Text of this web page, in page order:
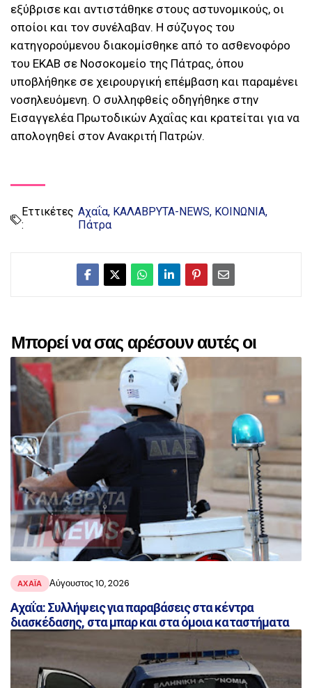
εξύβρισε και αντιστάθηκε στους αστυνομικούς, οι
οποίοι και τον συνέλαβαν. Η σύζυγος του
κατηγορούμενου διακομίσθηκε από το ασθενοφόρο
του ΕΚΑΒ σε Νοσοκομείο της Πάτρας, όπου
υποβλήθηκε σε χειρουργική επέμβαση και παραμένει
νοσηλευόμενη. Ο συλληφθείς οδηγήθηκε στην
Εισαγγελέα Πρωτοδικών Αχαΐας και κρατείται για να
απολογηθεί στον Ανακριτή Πατρών.
Εττικέτες
:
Αχαΐα ΚΑΛΑΒΡΥΤΑ-NEWS ΚΟΙΝΩΝΙΑ
Πάτρα
Μπορεί να σας αρέσουν αυτές οι
αναρτήσεις
ΑΧΑΪ́Α Αύγουστος 10, 2026
Αχαΐα: Συλλήψεις για παραβάσεις στα κέντρα
διασκέδασης, στα μπαρ και στα όμοια καταστήματα